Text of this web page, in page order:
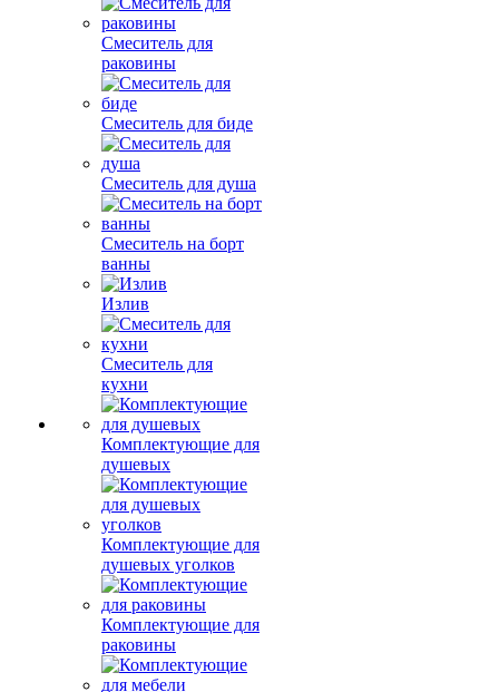
Смеситель для
раковины
Смеситель для биде
Смеситель для душа
Смеситель на борт
ванны
Излив
Смеситель для
кухни
Комплектующие для
душевых
Комплектующие для
душевых уголков
Комплектующие для
раковины